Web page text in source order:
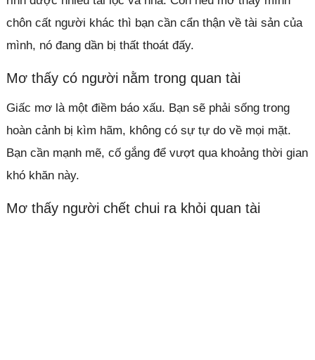
chôn cất người khác thì bạn cần cẩn thận về tài sản của
mình, nó đang dần bị thất thoát đấy.
Mơ thấy có người nằm trong quan tài
Giấc mơ là một điềm báo xấu. Bạn sẽ phải sống trong
hoàn cảnh bị kìm hãm, không có sự tự do về mọi mặt.
Bạn cần mạnh mẽ, cố gắng để vượt qua khoảng thời gian
khó khăn này.
Mơ thấy người chết chui ra khỏi quan tài